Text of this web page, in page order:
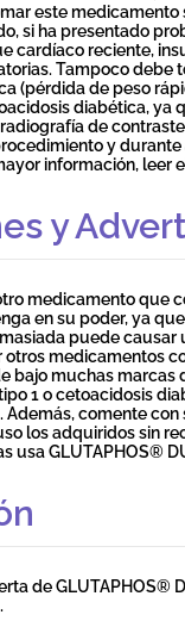
este
si ha presentado
cardíaco reciente,
Tampoco debe
(pérdida de peso
diabética, ya
de
y
información, leer
y
medicamento que
en su poder, ya
puede causar
otros medicamentos
bajo muchas
1 o cetoacidosis
Además, comente
los adquiridos sin
usa GLUTAPHOS®
de GLUTAPHOS®